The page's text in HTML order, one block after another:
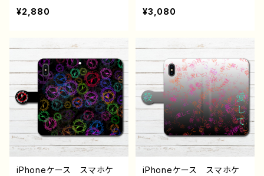
応 イラスト おしゃれ
病みかわいい メンヘラ
15/14/13/12/11 AQUOS
laxy Android アンドロ
イド ケース 個性的 お
すすめ 人気 イラストレ
ーター クリエイター 絵
師 オリジナル デザイ
ン グッズ タイトル：無
題 作：チノリ
¥2,880
い メンヘラ オリジナ
ル デザイン グッズ お
ラストレーター クリエイタ
ル：病鬱 作：チノリ
¥3,080
iPhoneケース スマホケ
iPhoneケース スマホケ